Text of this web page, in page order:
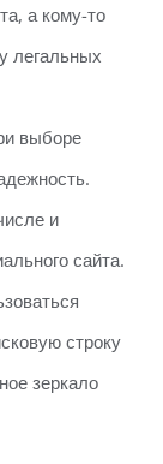
а кому-то
легальных
выборе
и
сайта.
строку
зеркало